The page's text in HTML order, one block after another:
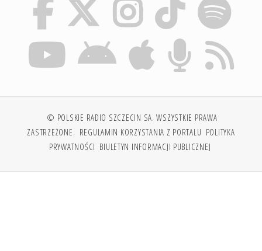
© POLSKIE RADIO SZCZECIN SA. WSZYSTKIE PRAWA
ZASTRZEŻONE. REGULAMIN KORZYSTANIA Z PORTALU POLITYKA
PRYWATNOŚCI BIULETYN INFORMACJI PUBLICZNEJ